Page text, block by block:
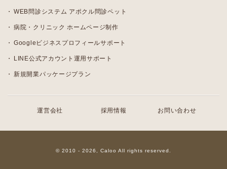
WEB問診システム アポクル問診ペット
病院・クリニック ホームページ制作
Googleビジネスプロフィールサポート
LINE公式アカウント運用サポート
新規開業パッケージプラン
運営会社 採用情報 お問い合わせ
© 2010 - 2026, Caloo All rights reserved.